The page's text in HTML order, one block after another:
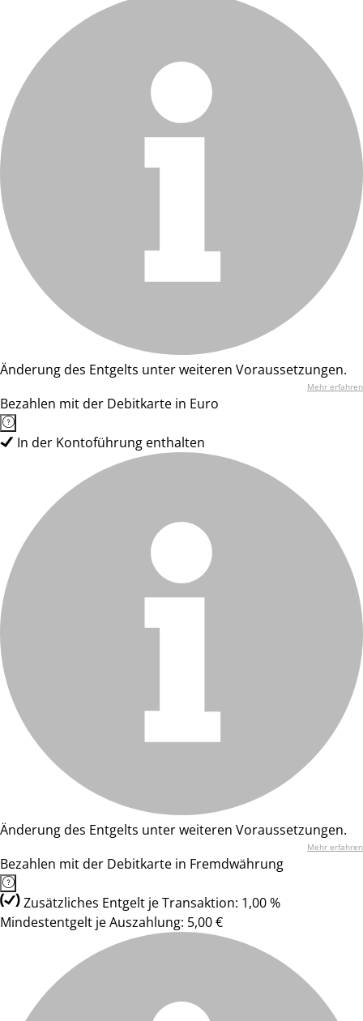
Änderung des Entgelts unter weiteren Voraussetzungen.
Mehr erfahren
Bezahlen mit der Debitkarte in Euro
In der Kontoführung enthalten
Änderung des Entgelts unter weiteren Voraussetzungen.
Mehr erfahren
Bezahlen mit der Debitkarte in Fremdwährung
Zusätzliches Entgelt je Transaktion: 1,00 %
Mindestentgelt je Auszahlung: 5,00 €